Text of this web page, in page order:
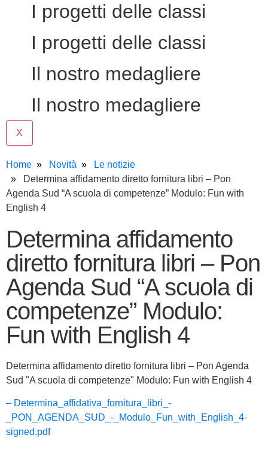
I progetti delle classi
I progetti delle classi
Il nostro medagliere
Il nostro medagliere
X
Home Novità
Le notizie
Determina affidamento diretto fornitura libri – Pon
Agenda Sud “A scuola di competenze” Modulo: Fun with
English 4
Determina affidamento
diretto fornitura libri – Pon
Agenda Sud “A scuola di
competenze” Modulo:
Fun with English 4
Determina affidamento diretto fornitura libri – Pon Agenda
Sud "A scuola di competenze" Modulo: Fun with English 4
– Determina_affidativa_fornitura_libri_-
_PON_AGENDA_SUD_-_Modulo_Fun_with_English_4-
signed.pdf